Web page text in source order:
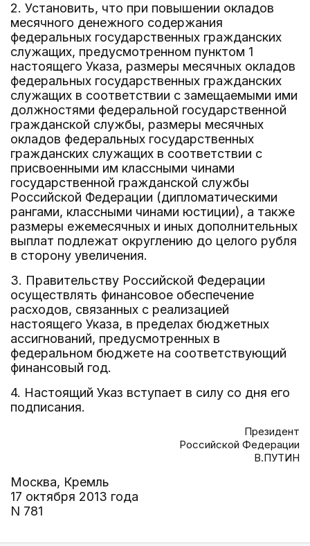
2. Установить, что при повышении окладов
месячного денежного содержания
федеральных государственных гражданских
служащих, предусмотренном пунктом 1
настоящего Указа, размеры месячных окладов
федеральных государственных гражданских
служащих в соответствии с замещаемыми ими
должностями федеральной государственной
гражданской службы, размеры месячных
окладов федеральных государственных
гражданских служащих в соответствии с
присвоенными им классными чинами
государственной гражданской службы
Российской Федерации (дипломатическими
рангами, классными чинами юстиции), а также
размеры ежемесячных и иных дополнительных
выплат подлежат округлению до целого рубля
в сторону увеличения.
3. Правительству Российской Федерации
осуществлять финансовое обеспечение
расходов, связанных с реализацией
настоящего Указа, в пределах бюджетных
ассигнований, предусмотренных в
федеральном бюджете на соответствующий
финансовый год.
4. Настоящий Указ вступает в силу со дня его
подписания.
Президент
Российской Федерации
В.ПУТИН
Москва, Кремль
17 октября 2013 года
N 781